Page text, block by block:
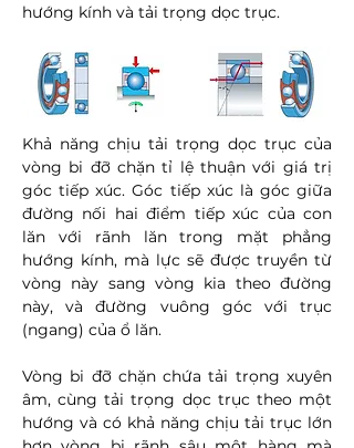
hướng kính và tải trọng dọc trục.
Khả năng chịu tải trọng dọc trục của
vòng bi đỡ chặn tỉ lệ thuận với giá trị
góc tiếp xúc. Góc tiếp xúc là góc giữa
đường nối hai điểm tiếp xúc của con
lăn với rãnh lăn trong mặt phẳng
hướng kính, mà lực sẽ được truyền từ
vòng này sang vòng kia theo đường
này, và đường vuông góc với trục
(ngang) của ổ lăn.
Vòng bi đỡ chặn chứa tải trọng xuyên
âm, cùng tải trọng dọc trục theo một
hướng và có khả năng chịu tải trục lớn